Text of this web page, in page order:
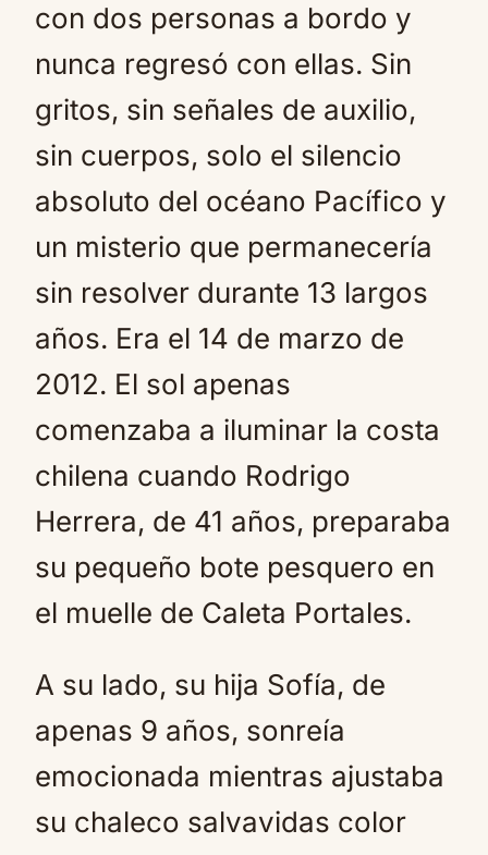
con dos personas a bordo y
nunca regresó con ellas. Sin
gritos, sin señales de auxilio,
sin cuerpos, solo el silencio
absoluto del océano Pacífico y
un misterio que permanecería
sin resolver durante 13 largos
años. Era el 14 de marzo de
2012. El sol apenas
comenzaba a iluminar la costa
chilena cuando Rodrigo
Herrera, de 41 años, preparaba
su pequeño bote pesquero en
el muelle de Caleta Portales.
A su lado, su hija Sofía, de
apenas 9 años, sonreía
emocionada mientras ajustaba
su chaleco salvavidas color